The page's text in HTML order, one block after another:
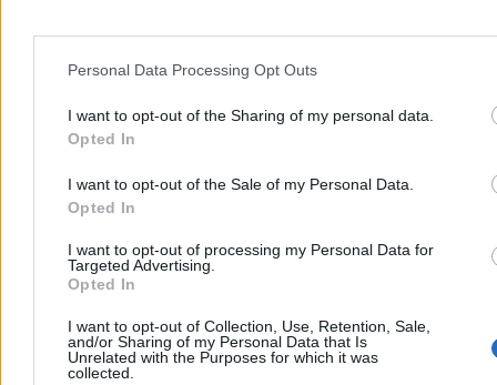
Personal Data Processing Opt Outs
I want to opt-out of the Sharing of my personal data.
Opted In
I want to opt-out of the Sale of my Personal Data.
Opted In
I want to opt-out of processing my Personal Data for
Targeted Advertising.
Opted In
I want to opt-out of Collection, Use, Retention, Sale,
and/or Sharing of my Personal Data that Is
Unrelated with the Purposes for which it was
collected.